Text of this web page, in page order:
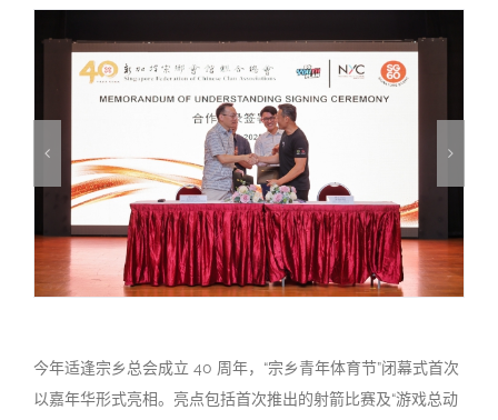
今年适逢宗乡总会成立 40 周年，“宗乡青年体育节”闭幕式首次
以嘉年华形式亮相。亮点包括首次推出的射箭比赛及“游戏总动